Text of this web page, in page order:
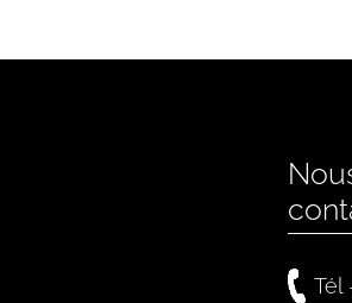
Tél